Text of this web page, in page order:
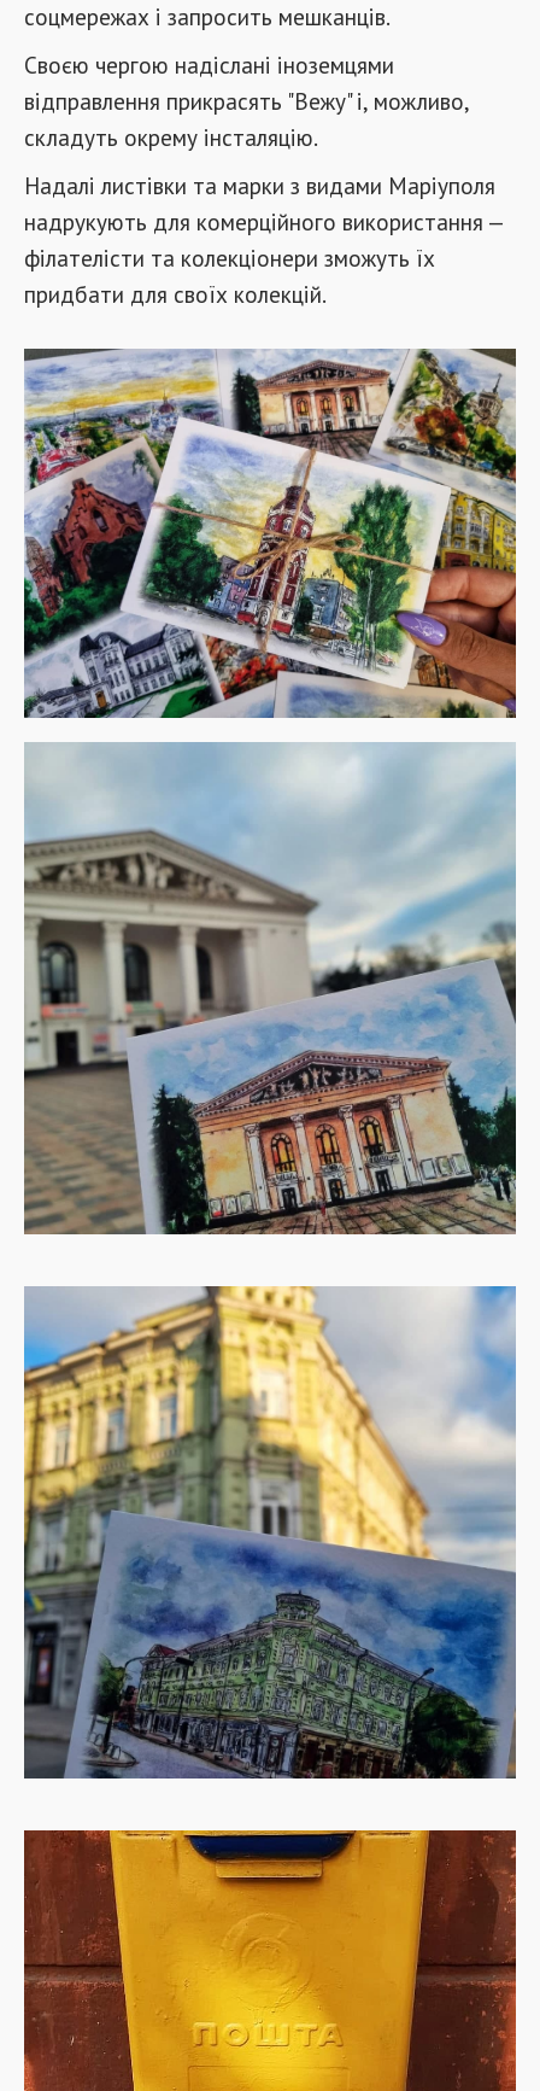
соцмережах і запросить мешканців.
Своєю чергою надіслані іноземцями
відправлення прикрасять "Вежу" і, можливо,
складуть окрему інсталяцію.
Надалі листівки та марки з видами Маріуполя
надрукують для комерційного використання —
філателісти та колекціонери зможуть їх
придбати для своїх колекцій.